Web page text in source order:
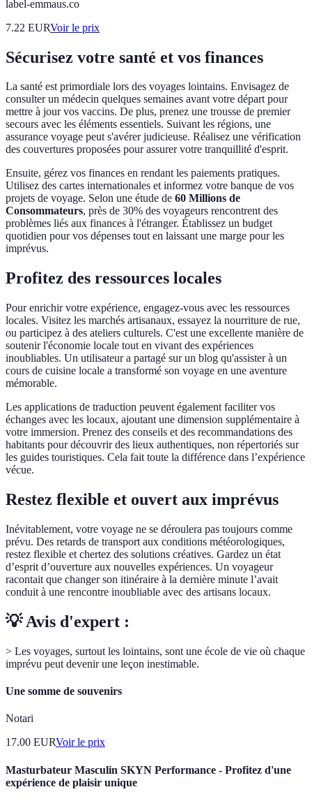
label-emmaus.co
7.22 EURVoir le prix
Sécurisez votre santé et vos finances
La santé est primordiale lors des voyages lointains. Envisagez de
consulter un médecin quelques semaines avant votre départ pour
mettre à jour vos vaccins. De plus, prenez une trousse de premier
secours avec les éléments essentiels. Suivant les régions, une
assurance voyage peut s'avérer judicieuse. Réalisez une vérification
des couvertures proposées pour assurer votre tranquillité d'esprit.
Ensuite, gérez vos finances en rendant les paiements pratiques.
Utilisez des cartes internationales et informez votre banque de vos
projets de voyage. Selon une étude de 60 Millions de
Consommateurs, près de 30% des voyageurs rencontrent des
problèmes liés aux finances à l'étranger. Établissez un budget
quotidien pour vos dépenses tout en laissant une marge pour les
imprévus.
Profitez des ressources locales
Pour enrichir votre expérience, engagez-vous avec les ressources
locales. Visitez les marchés artisanaux, essayez la nourriture de rue,
ou participez à des ateliers culturels. C'est une excellente manière de
soutenir l'économie locale tout en vivant des expériences
inoubliables. Un utilisateur a partagé sur un blog qu'assister à un
cours de cuisine locale a transformé son voyage en une aventure
mémorable.
Les applications de traduction peuvent également faciliter vos
échanges avec les locaux, ajoutant une dimension supplémentaire à
votre immersion. Prenez des conseils et des recommandations des
habitants pour découvrir des lieux authentiques, non répertoriés sur
les guides touristiques. Cela fait toute la différence dans l’expérience
vécue.
Restez flexible et ouvert aux imprévus
Inévitablement, votre voyage ne se déroulera pas toujours comme
prévu. Des retards de transport aux conditions météorologiques,
restez flexible et chertez des solutions créatives. Gardez un état
d’esprit d’ouverture aux nouvelles expériences. Un voyageur
racontait que changer son itinéraire à la dernière minute l’avait
conduit à une rencontre inoubliable avec des artisans locaux.
💡 Avis d'expert :
> Les voyages, surtout les lointains, sont une école de vie où chaque
imprévu peut devenir une leçon inestimable.
Une somme de souvenirs
Notari
17.00 EURVoir le prix
Masturbateur Masculin SKYN Performance - Profitez d'une
expérience de plaisir unique